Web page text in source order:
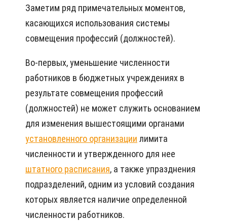
Заметим ряд примечательных моментов,
касающихся использования системы
совмещения профессий (должностей).
Во-первых, уменьшение численности
работников в бюджетных учреждениях в
результате совмещения профессий
(должностей) не может служить основанием
для изменения вышестоящими органами
установленного организации лимита
численности и утвержденного для нее
штатного расписания, а также упразднения
подразделений, одним из условий создания
которых является наличие определенной
численности работников.